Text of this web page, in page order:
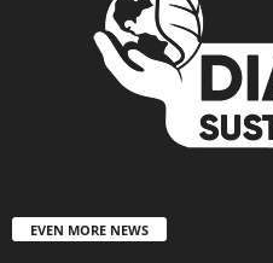
EVEN MORE NEWS